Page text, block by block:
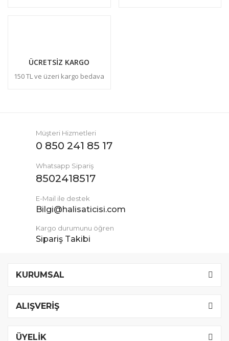
ÜCRETSİZ KARGO
150 TL ve üzeri kargo bedava
Müşteri Hizmetleri
0 850 241 85 17
Whatsapp Sipariş
8502418517
E-Mail ile destek
Bilgi@halisaticisi.com
Kargo durumunu öğren
Sipariş Takibi
KURUMSAL
ALIŞVERİŞ
ÜYELİK